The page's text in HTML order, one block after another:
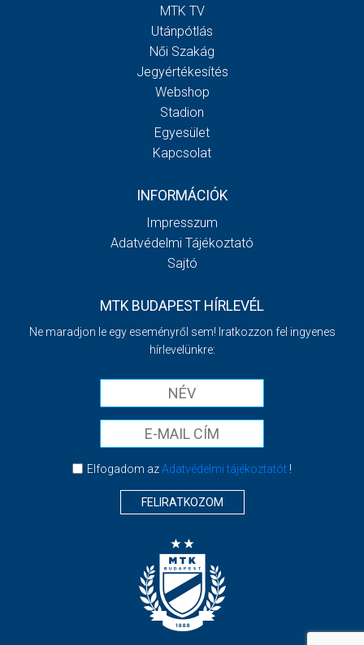
MTK TV
Utánpótlás
Női Szakág
Jegyértékesítés
Webshop
Stadion
Egyesület
Kapcsolat
INFORMÁCIÓK
Impresszum
Adatvédelmi Tájékoztató
Sajtó
MTK BUDAPEST HÍRLEVÉL
Ne maradjon le egy eseményről sem! Iratkozzon fel ingyenes
hírlevelünkre:
Elfogadom azAdatvédelmi tájékoztatót!
FELIRATKOZOM